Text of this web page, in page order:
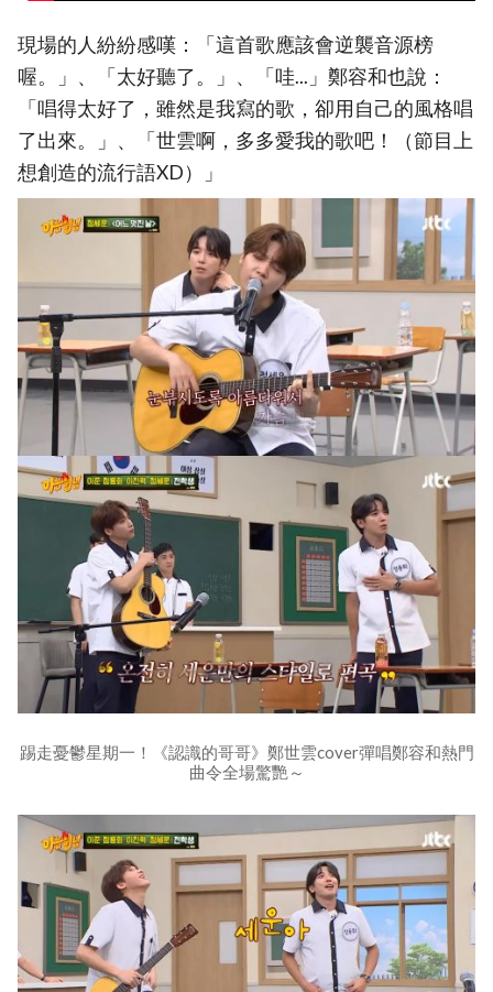
現場的人紛紛感嘆：「這首歌應該會逆襲音源榜
喔。」、「太好聽了。」、「哇...」鄭容和也說：
「唱得太好了，雖然是我寫的歌，卻用自己的風格唱
了出來。」、「世雲啊，多多愛我的歌吧！（節目上
想創造的流行語XD）」
踢走憂鬱星期一！《認識的哥哥》鄭世雲cover彈唱鄭容和熱門
曲令全場驚艷～